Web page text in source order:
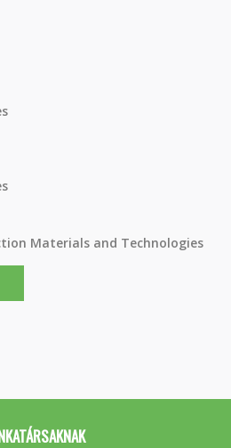
Materials and Technologies